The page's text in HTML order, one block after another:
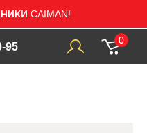
CAIMAN!
95
0